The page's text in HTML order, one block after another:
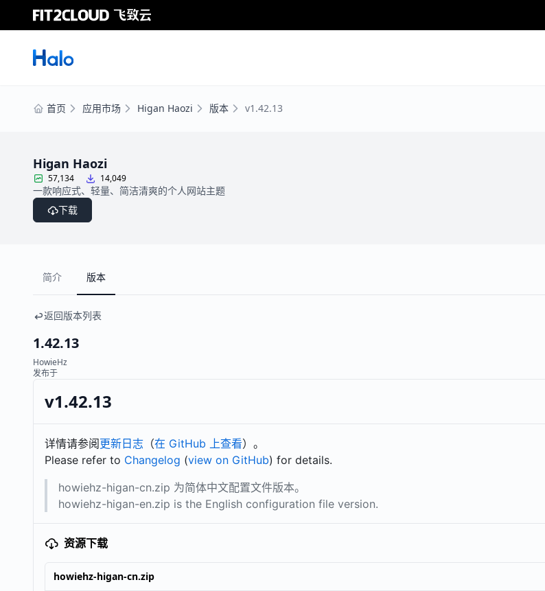
首页 应用市场 Higan Haozi 版本 v1.42.13
Higan Haozi
57,134 14,049
一款响应式、轻量、简洁清爽的个人网站主题
下载
简介 版本
返回版本列表
1.42.13
HowieHz
发布于
v1.42.13
详情请参阅更新日志 （在 GitHub 上查看）。
Please refer to Changelog (view on GitHub) for details.
howiehz-higan-cn.zip 为简体中文配置文件版本。
howiehz-higan-en.zip is the English configuration file version.
资源下载
howiehz-higan-cn.zip